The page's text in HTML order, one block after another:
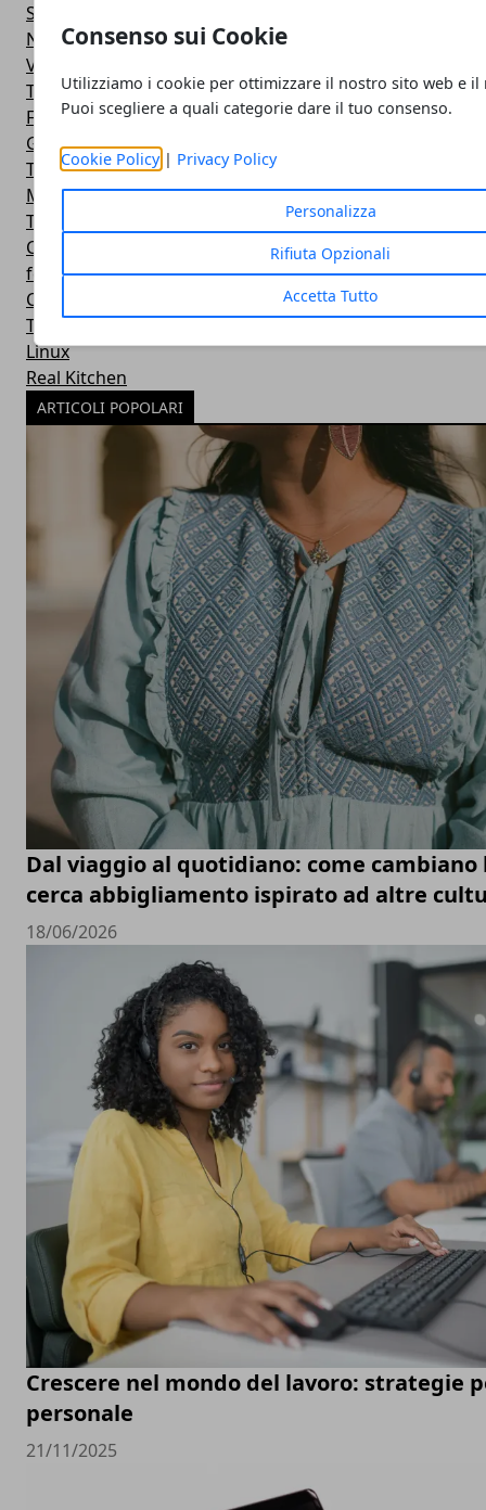
Consenso sui Cookie
Utilizziamo i cookie per ottimizzare il nostro sito web e il
Puoi scegliere a quali categorie dare il tuo consenso.
Cookie Policy| Privacy Policy
Personalizza
Rifiuta Opzionali
Accetta Tutto
Smart Baby
Notebook
Videogame
The Server Side
Facebook
Google
Trasporti
Microsoft
Twitter
Cucina
featured
Cinema e Fumetti
Top Ten
Linux
Real Kitchen
ARTICOLI POPOLARI
Dal viaggio al quotidiano: come cambiano
cerca abbigliamento ispirato ad altre
18/06/2026
Crescere nel mondo del lavoro: strategie
personale
21/11/2025